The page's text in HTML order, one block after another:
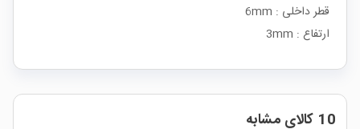
قطر داخلی : 6mm
ارتفاع : 3mm
10 کالای مشابه